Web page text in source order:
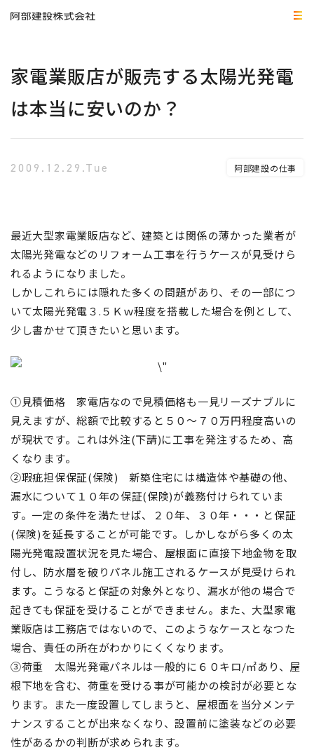
家電業販店が販売する太陽光発電
は本当に安いのか？
2009.12.29.Tue 阿部建設の仕事
最近大型家電業販店など、建築とは関係の薄かった業者が
太陽光発電などのリフォーム工事を行うケースが見受けら
れるようになりました。
しかしこれらには隠れた多くの問題があり、その一部につ
いて太陽光発電３.５Ｋｗ程度を搭載した場合を例として、
少し書かせて頂きたいと思います。
①見積価格 家電店なので見積価格も一見リーズナブルに
見えますが、総額で比較すると５０～７０万円程度高いの
が現状です。これは外注(下請)に工事を発注するため、高
くなります。
②瑕疵担保保証(保険) 新築住宅には構造体や基礎の他、
漏水について１０年の保証(保険)が義務付けられていま
す。一定の条件を満たせば、２０年、３０年・・・と保証
(保険)を延長することが可能です。しかしながら多くの太
陽光発電設置状況を見た場合、屋根面に直接下地金物を取
付し、防水層を破りパネル施工されるケースが見受けられ
ます。こうなると保証の対象外となり、漏水が他の場合で
起きても保証を受けることができません。また、大型家電
業販店は工務店ではないので、このようなケースとなつた
場合、責任の所在がわかりにくくなります。
③荷重 太陽光発電パネルは一般的に６０キロ/㎡あり、屋
根下地を含む、荷重を受ける事が可能かの検討が必要とな
ります。また一度設置してしまうと、屋根面を当分メンテ
ナンスすることが出来なくなり、設置前に塗装などの必要
性があるかの判断が求められます。